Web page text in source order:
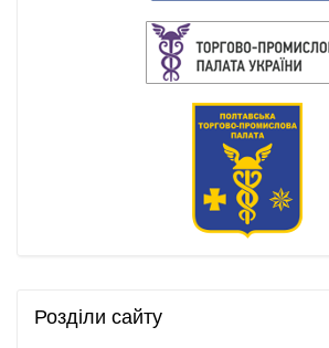
Розділи сайту